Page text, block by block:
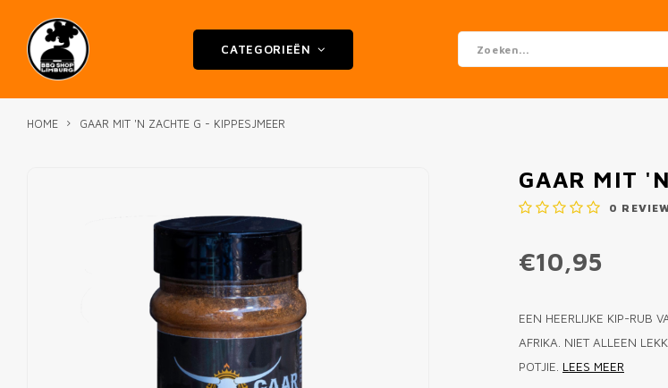
CATEGORIEËN
HOME GAAR MIT 'N ZACHTE G - KIPPESJMEER
GAAR MIT
0
€10,95
EEN HEERLIJKE KIP-RUB
AFRIKA. NIET ALLEEN
POTJIE. LEES MEER